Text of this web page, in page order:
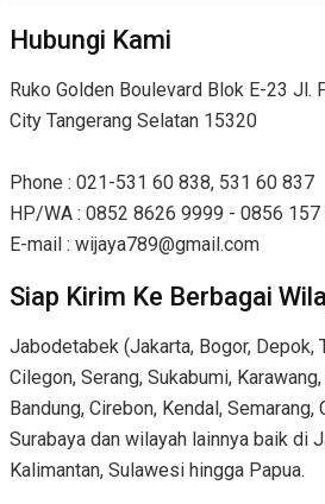
Hubungi Kami
Ruko Golden Boulevard Blok E-23 Jl.
City Tangerang Selatan 15320
Phone : 021-531 60 838, 531 60 837
HP/WA : 0852 8626 9999 - 0856 157
E-mail : wijaya789@gmail.com
Siap Kirim Ke Berbagai
Jabodetabek (Jakarta, Bogor, Depok,
Cilegon, Serang, Sukabumi,
Bandung, Cirebon, Kendal,
Surabaya dan wilayah lainnya baik di
Kalimantan, Sulawesi hingga Papua.